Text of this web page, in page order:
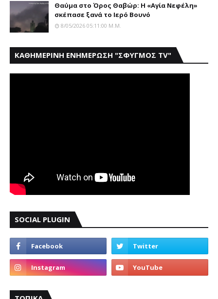
Θαύμα στο Όρος Θαβώρ: H «Aγία Nεφέλη»
σκέπασε ξανά το Iερό Bουνό
8/05/2026 05:11:00 Μ.μ.
ΚΑΘΗΜΕΡΙΝΗ ΕΝΗΜΕΡΩΣΗ "ΣΦΥΓΜΟΣ TV"
SOCIAL PLUGIN